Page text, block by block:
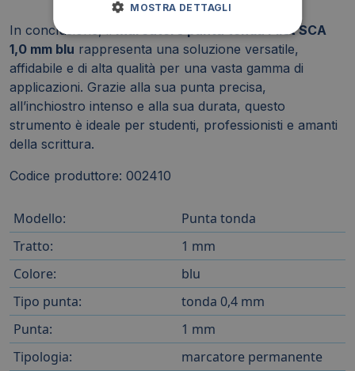
In conclusione, il
Marcatore punta tonda Pilot SCA
1,0 mm blu rappresenta una soluzione versatile,
affidabile e di alta qualità per una vasta gamma di
applicazioni. Grazie alla sua punta precisa,
all’inchiostro intenso e alla sua durata, questo
strumento è ideale per studenti, professionisti e amanti
della scrittura.
Codice produttore: 002410
Modello:
Punta tonda
Tratto:
1 mm
Colore:
blu
Tipo punta:
tonda 0,4 mm
Punta:
1 mm
Tipologia:
marcatore permanente
MOSTRA DETTAGLI